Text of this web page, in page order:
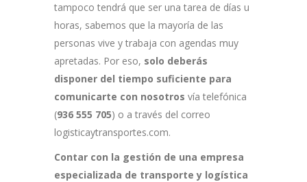
tampoco tendrá que ser una tarea de días u
horas, sabemos que la mayoría de las
personas vive y trabaja con agendas muy
apretadas. Por eso, solo deberás
disponer del tiempo suficiente para
comunicarte con nosotros vía telefónica
(936 555 705) o a través del correo
logisticaytransportes.com.
Contar con la gestión de una empresa
especializada de transporte y logística